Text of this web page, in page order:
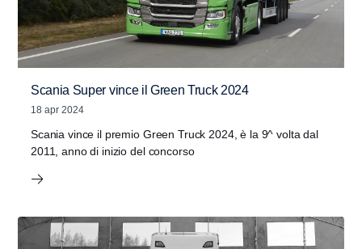
Scania Super vince il Green Truck 2024
18 apr 2024
Scania vince il premio Green Truck 2024, è la 9^ volta dal
2011, anno di inizio del concorso